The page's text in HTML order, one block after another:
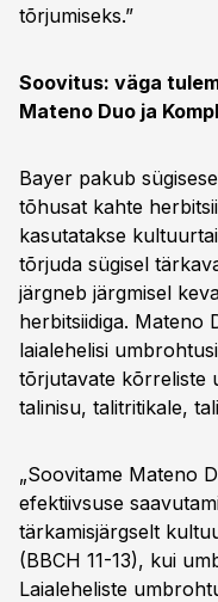
tõrjumiseks.”
Soovitus: väga
Mateno Duo ja
Bayer pakub
tõhusat kahte
kasutatakse
tõrjuda sügisel
järgneb järgmisel
herbitsiidiga. Mateno
laialehelisi
tõrjutavate kõrreliste
talinisu, talitritikale,
„Soovitame Mateno
efektiivsuse
tärkamisjärgselt
(BBCH 11-13), kui
Laialeheliste